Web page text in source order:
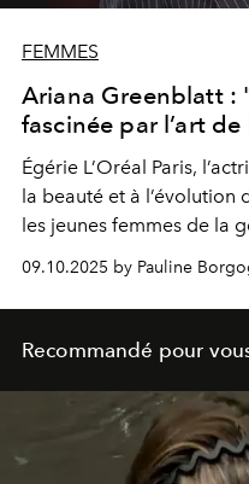
FEMMES
Ariana Greenblatt :
fascinée par l’art
Égérie L’Oréal Paris,
la beauté et à l’évolution
les jeunes femmes de la
09.10.2025 by Pauline
Recommandé pour